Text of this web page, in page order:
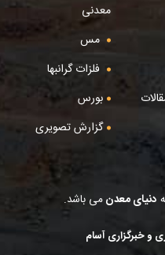
معدنی
مس
فلزات گرانبها
بورس
گزارش تصویری
دنیای معدنمی باشد.
و خبرگزاری آسام